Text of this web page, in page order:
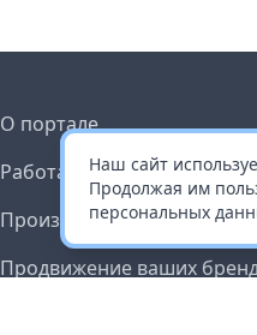
Наш сайт
Продолжая им
персональных
О портале
Работа с платформой
Производителям и
Продвижение ваших